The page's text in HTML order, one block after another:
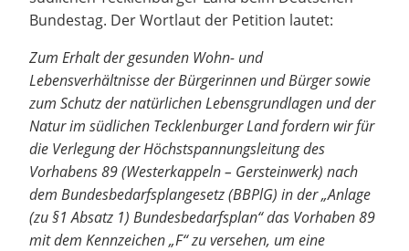
Bundestag. Der Wortlaut der Petition lautet:
Zum Erhalt der gesunden Wohn- und
Lebensverhältnisse der Bürgerinnen und Bürger sowie
zum Schutz der natürlichen Lebensgrundlagen und der
Natur im südlichen Tecklenburger Land fordern wir für
die Verlegung der Höchstspannungsleitung des
Vorhabens 89 (Westerkappeln – Gersteinwerk) nach
dem Bundesbedarfsplangesetz (BBPlG) in der „Anlage
(zu §1 Absatz 1) Bundesbedarfsplan“ das Vorhaben 89
mit dem Kennzeichen „F“ zu versehen, um eine